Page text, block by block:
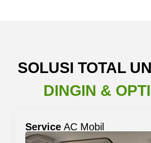
SOLUSI TOTAL
DINGIN &
Service AC Mobil